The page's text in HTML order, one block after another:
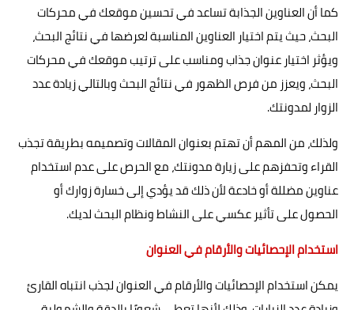
كما أن العناوين الجذابة تساعد في تحسين موقعك في محركات
البحث، حيث يتم اختيار العناوين المناسبة لعرضها في نتائج البحث،
ويؤثر اختيار عنوان جذاب ومناسب على ترتيب موقعك في محركات
البحث، ويعزز من فرص الظهور في نتائج البحث وبالتالي زيادة عدد
الزوار لمدونتك.
ولذلك، من المهم أن تهتم بعنوان المقالات وتصميمه بطريقة تجذب
القراء وتحفزهم على زيارة مدونتك، مع الحرص على عدم استخدام
عناوين مضللة أو خادعة لأن ذلك قد يؤدي إلى خسارة زوارك أو
الحصول على تأثير عكسي على النشاط ونظام البحث لديك.
استخدام الإحصائيات والأرقام في العنوان
يمكن استخدام الإحصائيات والأرقام في العنوان لجذب انتباه القارئ